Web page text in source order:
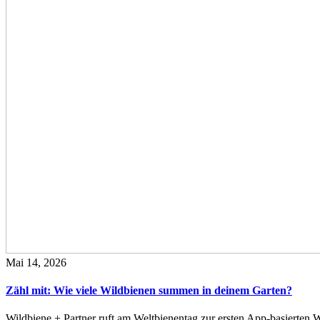
Mai 14, 2026
Zähl mit: Wie viele Wildbienen summen in deinem Garten?